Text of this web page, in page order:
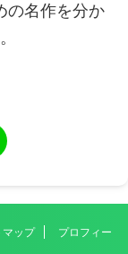
の名作を分か
マップ
プロフィー